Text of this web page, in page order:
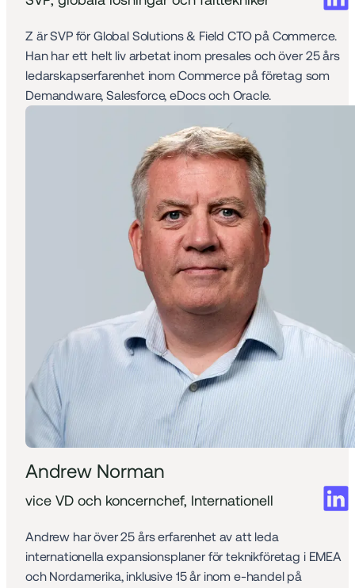
Z är SVP för Global Solutions & Field CTO på Commerce.
Han har ett helt liv arbetat inom presales och över 25 års
ledarskapserfarenhet inom Commerce på företag som
Demandware, Salesforce, eDocs och Oracle.
Andrew Norman
vice VD och koncernchef, Internationell
Andrew har över 25 års erfarenhet av att leda
internationella expansionsplaner för teknikföretag i EMEA
och Nordamerika, inklusive 15 år inom e-handel på